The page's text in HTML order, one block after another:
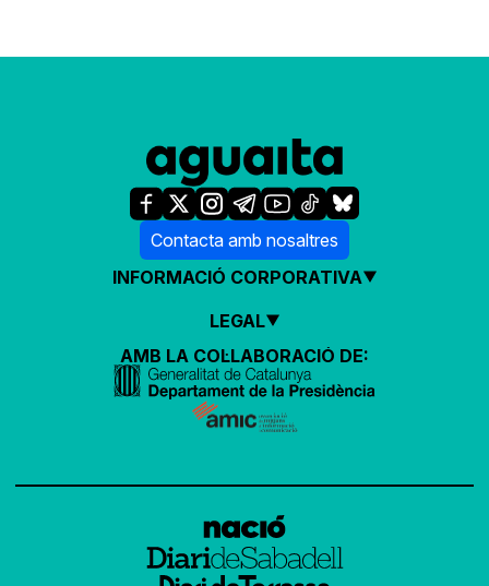
Contacta amb nosaltres
INFORMACIÓ CORPORATIVA
LEGAL
AMB LA COL·LABORACIÓ DE: